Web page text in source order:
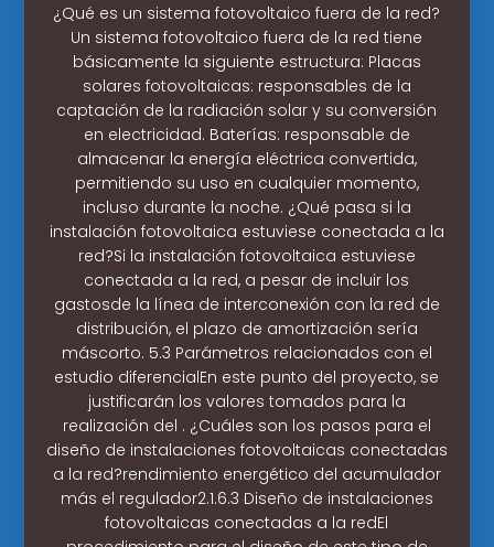
¿Qué es un sistema fotovoltaico fuera de la red?
Un sistema fotovoltaico fuera de la red tiene
básicamente la siguiente estructura: Placas
solares fotovoltaicas: responsables de la
captación de la radiación solar y su conversión
en electricidad. Baterías: responsable de
almacenar la energía eléctrica convertida,
permitiendo su uso en cualquier momento,
incluso durante la noche. ¿Qué pasa si la
instalación fotovoltaica estuviese conectada a la
red?Si la instalación fotovoltaica estuviese
conectada a la red, a pesar de incluir los
gastosde la línea de interconexión con la red de
distribución, el plazo de amortización sería
máscorto. 5.3 Parámetros relacionados con el
estudio diferencialEn este punto del proyecto, se
justificarán los valores tomados para la
realización del . ¿Cuáles son los pasos para el
diseño de instalaciones fotovoltaicas conectadas
a la red?rendimiento energético del acumulador
más el regulador2.1.6.3 Diseño de instalaciones
fotovoltaicas conectadas a la redEl